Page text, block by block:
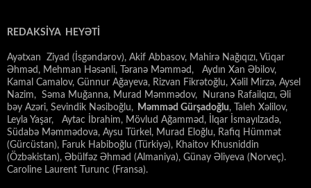
REDAKSİYA HEYƏTİ
Ayətxan Ziyad (İsgəndərov), Akif Abbasov, Mahirə Nağıqızı, Vüqar
Əhməd, Mehman Həsənli, Təranə Məmməd, Aydın Xan Əbilov,
Kamal Camalov, Günnur Ağayeva, Rizvan Fikrətoğlu, Xəlil Mirzə, Aysel
Nazim, Səma Muğanna, Murad Məmmədov, Nuranə Rafailqızı, Əli
bəy Azəri, Sevindik Nəsiboğlu, Məmməd Gürşadoğlu, Taleh Xəlilov,
Leyla Yaşar, Aytac İbrahim, Mövlud Ağamməd, İlqar İsmayılzadə,
Südabə Məmmədova, Aysu Türkel, Murad Eloğlu, Rafiq Hümmət
(Gürcüstan), Faruk Habiboğlu (Türkiyə), Khaitov Khusniddin
(Özbəkistan), Əbülfəz Əhməd (Almaniya), Günay Əliyeva (Norveç).
Caroline Laurent Turunc (Fransa).